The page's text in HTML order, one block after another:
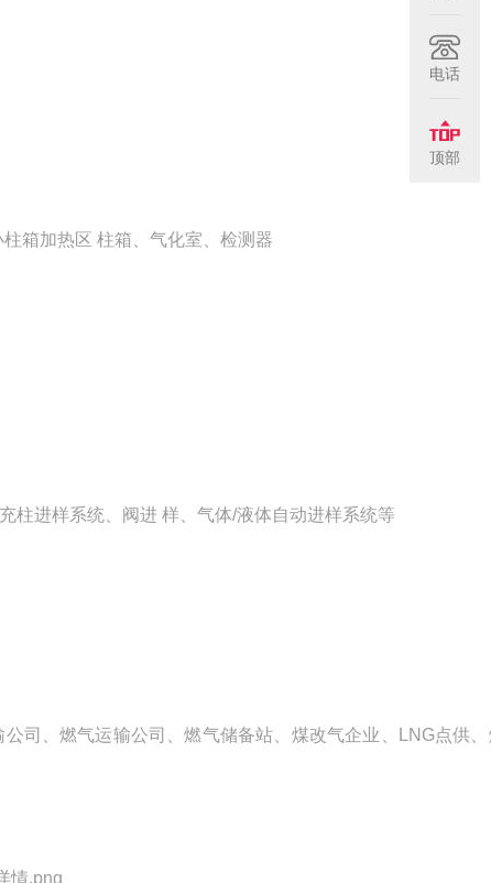
箱加热区 柱箱、气化室、检测器
柱进样系统、阀进 样、气体/液体自动进样系统等
司、燃气运输公司、燃气储备站、煤改气企业、LNG点供
电话
顶部